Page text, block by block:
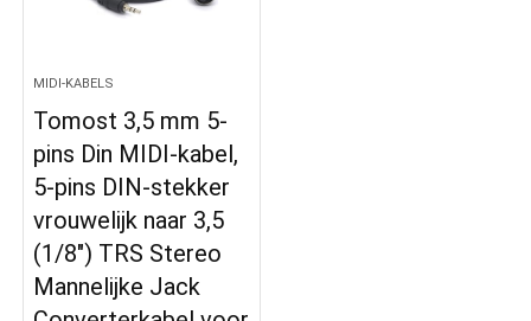
MIDI-KABELS
Tomost 3,5 mm 5-
pins Din MIDI-kabel,
5-pins DIN-stekker
vrouwelijk naar 3,5
(1/8″) TRS Stereo
Mannelijke Jack